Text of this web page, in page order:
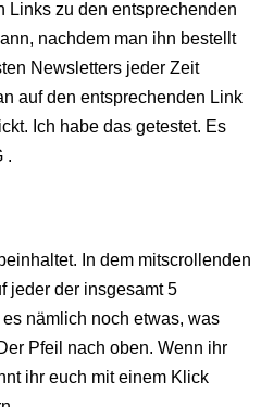
Links zu den entsprechenden
nachdem man ihn bestellt
Newsletters jeder Zeit
auf den entsprechenden Link
Ich habe das getestet. Es
.
In dem mitscrollenden
jeder der insgesamt 5
nämlich noch etwas, was
Pfeil nach oben. Wenn ihr
ihr euch mit einem Klick